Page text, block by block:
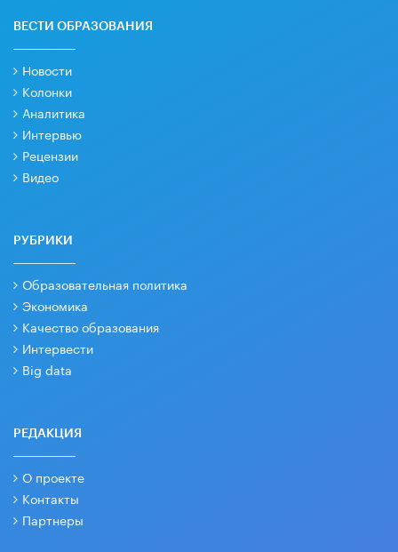
ВЕСТИ ОБРАЗОВАНИЯ
Новости
Колонки
Аналитика
Интервью
Рецензии
Видео
РУБРИКИ
Образовательная политика
Экономика
Качество образования
Интервести
Big data
РЕДАКЦИЯ
О проекте
Контакты
Партнеры